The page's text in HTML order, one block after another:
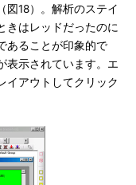
18）。解析のステイ
きはレッドだったのに
あることが印象的で
表示されています。エ
イアウトしてクリック